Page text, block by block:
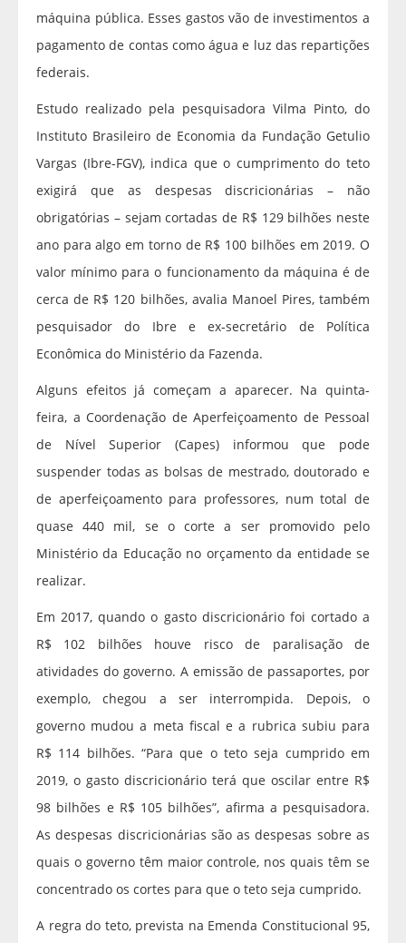
máquina pública. Esses gastos vão de investimentos a
pagamento de contas como água e luz das repartições
federais.
Estudo realizado pela pesquisadora Vilma Pinto, do
Instituto Brasileiro de Economia da Fundação Getulio
Vargas (Ibre-FGV), indica que o cumprimento do teto
exigirá que as despesas discricionárias – não
obrigatórias – sejam cortadas de R$ 129 bilhões neste
ano para algo em torno de R$ 100 bilhões em 2019. O
valor mínimo para o funcionamento da máquina é de
cerca de R$ 120 bilhões, avalia Manoel Pires, também
pesquisador do Ibre e ex-secretário de Política
Econômica do Ministério da Fazenda.
Alguns efeitos já começam a aparecer. Na quinta-
feira, a Coordenação de Aperfeiçoamento de Pessoal
de Nível Superior (Capes) informou que pode
suspender todas as bolsas de mestrado, doutorado e
de aperfeiçoamento para professores, num total de
quase 440 mil, se o corte a ser promovido pelo
Ministério da Educação no orçamento da entidade se
realizar.
Em 2017, quando o gasto discricionário foi cortado a
R$ 102 bilhões houve risco de paralisação de
atividades do governo. A emissão de passaportes, por
exemplo, chegou a ser interrompida. Depois, o
governo mudou a meta fiscal e a rubrica subiu para
R$ 114 bilhões. “Para que o teto seja cumprido em
2019, o gasto discricionário terá que oscilar entre R$
98 bilhões e R$ 105 bilhões”, afirma a pesquisadora.
As despesas discricionárias são as despesas sobre as
quais o governo têm maior controle, nos quais têm se
concentrado os cortes para que o teto seja cumprido.
A regra do teto, prevista na Emenda Constitucional 95,